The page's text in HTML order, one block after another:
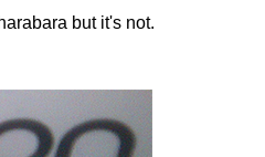
but it's not.